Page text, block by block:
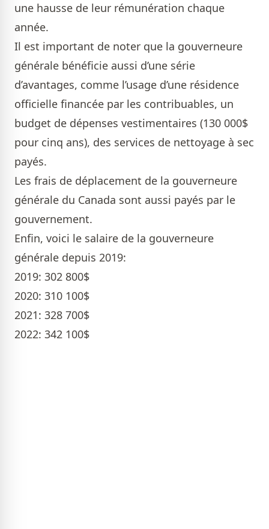
une hausse de leur rémunération chaque
année.
Il est important de noter que la gouverneure
générale bénéficie aussi d’une série
d’avantages, comme l’usage d’une résidence
officielle financée par les contribuables, un
budget de dépenses vestimentaires (130 000$
pour cinq ans), des services de nettoyage à sec
payés.
Les frais de déplacement de la gouverneure
générale du Canada sont aussi payés par le
gouvernement.
Enfin, voici le salaire de la gouverneure
générale depuis 2019:
2019: 302 800$
2020: 310 100$
2021: 328 700$
2022: 342 100$